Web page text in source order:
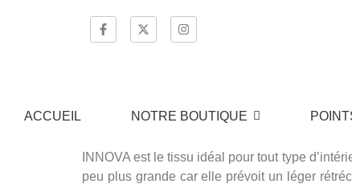
ACCUEIL NOTRE BOUTIQUE
INNOVA est le tissu idéal pour tout type
peu plus grande car elle prévoit un léger